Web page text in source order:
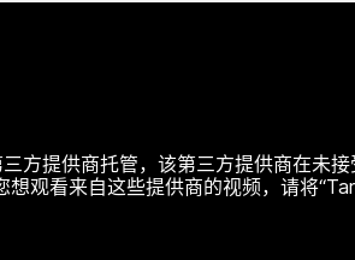
三方提供商托管，该第三方提供商在未
想观看来自这些提供商的视频，请将